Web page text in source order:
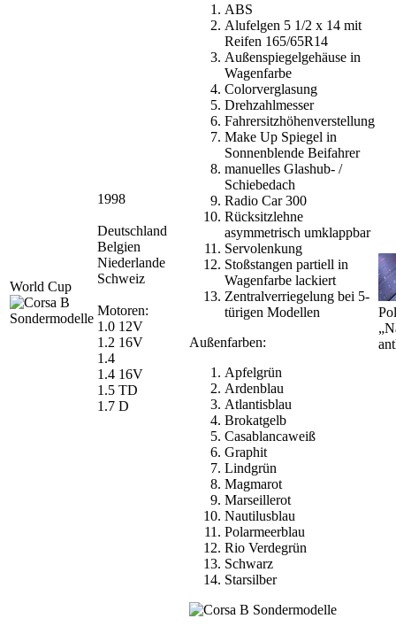
World Cup
1998
Deutschland
Belgien
Niederlande
Schweiz
Motoren:
1.0 12V
1.2 16V
1.4
1.4 16V
1.5 TD
1.7 D
ABS
Alufelgen 5 1/2 x 14 mit
Reifen 165/65R14
Außenspiegelgehäuse in
Wagenfarbe
Colorverglasung
Drehzahlmesser
Fahrersitzhöhenverstellung
Make Up Spiegel in
Sonnenblende Beifahrer
manuelles Glashub- /
Schiebedach
Radio Car 300
Rücksitzlehne
asymmetrisch umklappbar
Servolenkung
Stoßstangen partiell in
Wagenfarbe lackiert
Zentralverriegelung bei 5-
türigen Modellen
Außenfarben:
Apfelgrün
Ardenblau
Atlantisblau
Brokatgelb
Casablancaweiß
Graphit
Lindgrün
Magmarot
Marseillerot
Nautilusblau
Polarmeerblau
Rio Verdegrün
Schwarz
Starsilber